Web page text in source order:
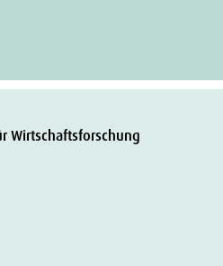
Wirtschaftsforschung